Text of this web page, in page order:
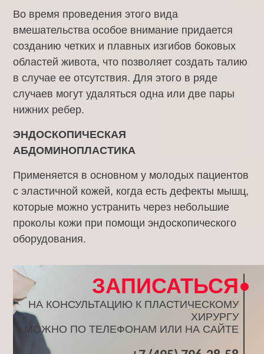
Во время проведения этого вида
вмешательства особое внимание придается
созданию четких и плавных изгибов боковых
областей живота, что позволяет создать талию
в случае ее отсутствия. Для этого в ряде
случаев могут удаляться одна или две пары
нижних ребер.
ЭНДОСКОПИЧЕСКАЯ
АБДОМИНОПЛАСТИКА
Применяется в основном у молодых пациентов
с эластичной кожей, когда есть дефекты мышц,
которые можно устранить через небольшие
проколы кожи при помощи эндоскопического
оборудования.
ЗАПИСАТЬСЯ
НА КОНСУЛЬТАЦИЮ К ПЛАСТИЧЕСКОМУ
ХИРУРГУ
МОЖНО ПО ТЕЛЕФОНАМ ИЛИ НА САЙТЕ